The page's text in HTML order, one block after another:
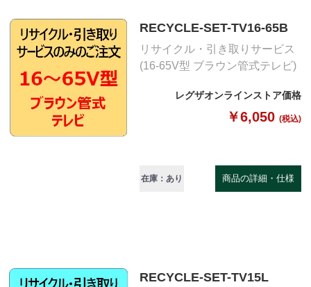
RECYCLE-SET-TV16-65B
リサイクル・引き取りサービス
(16-65V型 ブラウン管式テレビ)
レグザオンラインストア価格
￥6,050 (税込)
在庫：あり 商品の詳細・仕様
RECYCLE-SET-TV15L